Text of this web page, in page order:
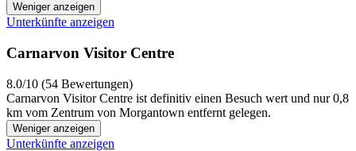
Weniger anzeigen
Unterkünfte anzeigen
Carnarvon Visitor Centre
8.0/10 (54 Bewertungen)
Carnarvon Visitor Centre ist definitiv einen Besuch wert und nur 0,8
km vom Zentrum von Morgantown entfernt gelegen.
Weniger anzeigen
Unterkünfte anzeigen